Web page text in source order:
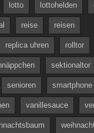
lotto lottohelden
reise reisen
replica uhren rolltor
sektionaltor
senioren smartphone
vanillesauce